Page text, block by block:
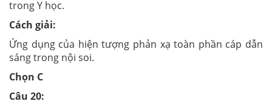
trong Y học.
Cách giải:
Ứng dụng của hiện tượng phản xạ toàn phần cáp dẫn
sáng trong nội soi.
Chọn C
Câu 20: